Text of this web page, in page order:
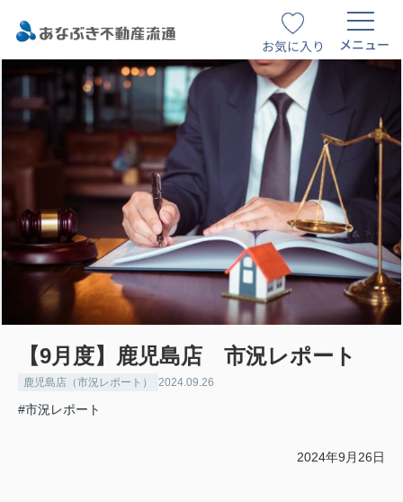
お気に入り メニュー
【9月度】鹿児島店 市況レポート
鹿児島店（市況レポート） 2024.09.26
#市況レポート
2024年9月26日